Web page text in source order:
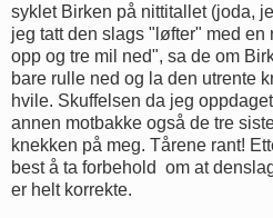
syklet Birken på nittitallet (joda,
jeg tatt den slags "løfter" med en
opp og tre mil ned", sa de om
bare rulle ned og la den utrente
hvile. Skuffelsen da jeg
annen motbakke også de tre
knekken på meg. Tårene rant!
best å ta forbehold om at
er helt korrekte.